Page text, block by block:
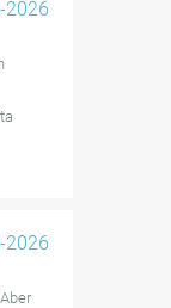
2026
2026